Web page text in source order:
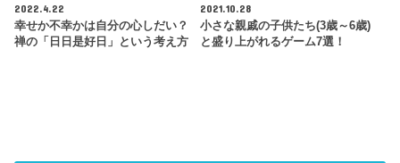
2022.4.22
幸せか不幸かは自分の心しだい？
禅の「日日是好日」という考え方
2021.10.28
小さな親戚の子供たち(3歳～6歳)
と盛り上がれるゲーム7選！